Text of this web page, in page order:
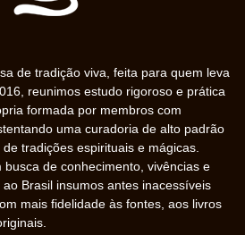
de tradição viva, feita para quem leva
reunimos estudo rigoroso e prática
formada por membros com
uma curadoria de alto padrão
tradições espirituais e mágicas.
de conhecimento, vivências e
Brasil insumos antes inacessíveis
mais fidelidade às fontes, aos livros